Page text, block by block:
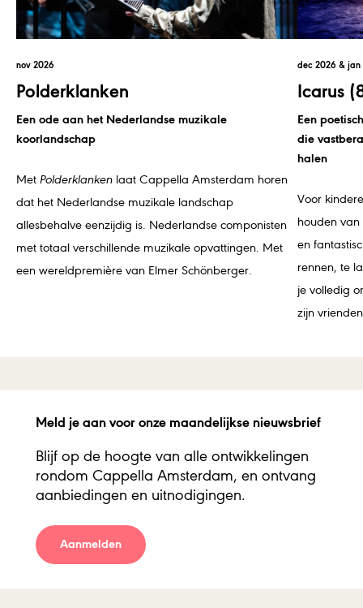
nov 2026
Polderklanken
Een ode aan het Nederlandse muzikale
koorlandschap
Met Polderklanken laat Cappella Amsterdam horen
dat het Nederlandse muzikale landschap
allesbehalve eenzijdig is. Nederlandse componisten
met totaal verschillende muzikale opvattingen. Met
een wereldpremière van Elmer Schönberger.
dec 2026 & jan
Icarus
Een
die
halen
Voor
houden
en
rennen, te
je volledig
zijn
Meld je aan voor onze maandelijkse nieuwsbrief
Blijf op de hoogte van alle ontwikkelingen
rondom Cappella Amsterdam, en ontvang
aanbiedingen en uitnodigingen.
Aanmelden